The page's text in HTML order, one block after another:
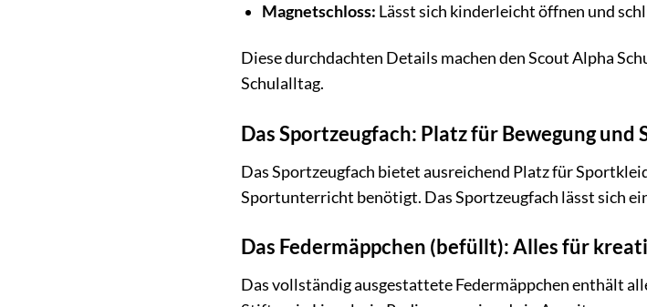
Magnetschloss: Lässt sich kinderleicht öffnen und
Diese durchdachten Details machen den Scout Alpha
Schulalltag.
Das Sportzeugfach: Platz für Bewegung und
Das Sportzeugfach bietet ausreichend Platz für
Sportunterricht benötigt. Das Sportzeugfach lässt sich
Das Federmäppchen (befüllt): Alles für
Das vollständig ausgestattete Federmäppchen enthält